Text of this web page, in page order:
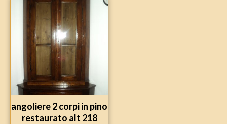
angoliere 2 corpi in pino
restaurato alt 218